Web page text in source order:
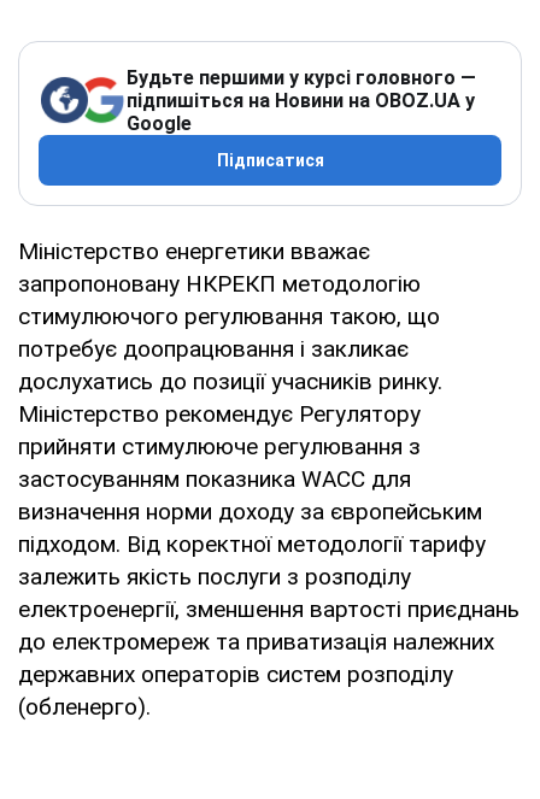
Будьте першими у курсі головного —
підпишіться на Новини на OBOZ.UA у
Google
Підписатися
Міністерство енергетики вважає
запропоновану НКРЕКП методологію
стимулюючого регулювання такою, що
потребує доопрацювання і закликає
дослухатись до позиції учасників ринку.
Міністерство рекомендує Регулятору
прийняти стимулююче регулювання з
застосуванням показника WACC для
визначення норми доходу за європейським
підходом. Від коректної методології тарифу
залежить якість послуги з розподілу
електроенергії, зменшення вартості приєднань
до електромереж та приватизація належних
державних операторів систем розподілу
(обленерго).